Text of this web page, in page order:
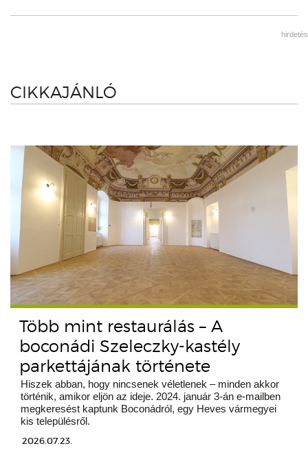
hirdetés
CIKKAJÁNLÓ
Több mint restaurálás – A
boconádi Szeleczky-kastély
parkettájának története
Hiszek abban, hogy nincsenek véletlenek – minden akkor
történik, amikor eljön az ideje. 2024. január 3-án e-mailben
megkeresést kaptunk Boconádról, egy Heves vármegyei
kis településről.
2026.07.23.